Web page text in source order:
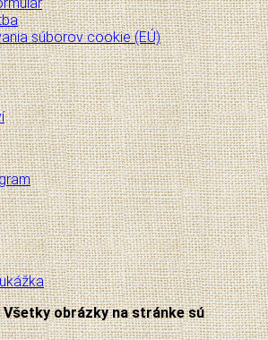
súborov cookie (EÚ)
Všetky obrázky na stránke sú